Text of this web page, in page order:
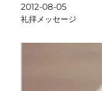
2012-08-05
礼拝メッセージ